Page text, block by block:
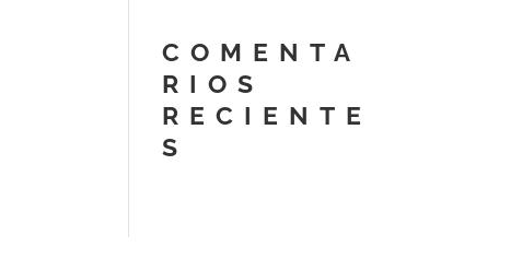
COMENTA
RIOS
RECIENTE
S